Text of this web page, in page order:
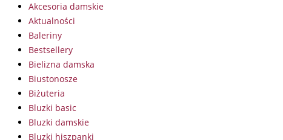
Akcesoria damskie
Aktualności
Baleriny
Bestsellery
Bielizna damska
Biustonosze
Biżuteria
Bluzki basic
Bluzki damskie
Bluzki hiszpanki